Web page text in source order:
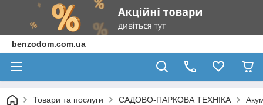
benzodom.com.ua
Товари та послуги САДОВО-ПАРКОВА ТЕХНІКА